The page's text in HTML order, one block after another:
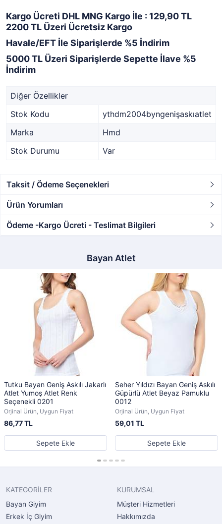
Kargo Ücreti DHL MNG Kargo İle : 129,90 TL
2200 TL Üzeri Ücretsiz Kargo
Havale/EFT İle Siparişlerde %5 İndirim
5000 TL Üzeri Siparişlerde Sepette İlave %5
İndirim
Diğer Özellikler
Stok Kodu
ythdm2004byngenişaskıatlet
Marka
Hmd
Stok Durumu
Var
Taksit / Ödeme Seçenekleri
Ürün Yorumları
Ödeme -Kargo Ücreti - Teslimat Bilgileri
Bayan Atlet
Tutku Bayan Geniş Askılı Jakarlı
Atlet Yumoş Atlet Renk
Seçenekli 0201
Orjinal Ürün, Uygun Fiyat
86,77 TL
Sepete Ekle
Seher Yıldızı Bayan Geniş Askılı
Güpürlü Atlet Beyaz Pamuklu
0012
Orjinal Ürün, Uygun Fiyat
59,01 TL
Sepete Ekle
KATEGORİLER
Bayan Giyim
Erkek İç Giyim
KURUMSAL
Müşteri Hizmetleri
Hakkımızda